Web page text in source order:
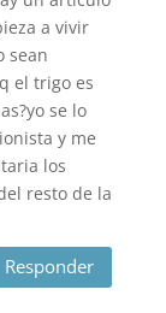
a vivir
sean
el trigo es
se lo
y me
los
resto de la
Responder